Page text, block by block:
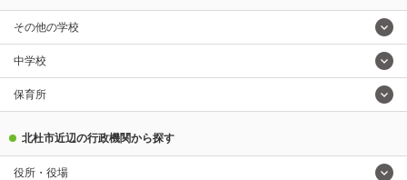
その他の学校
中学校
保育所
北杜市近辺の行政機関から探す
役所・役場